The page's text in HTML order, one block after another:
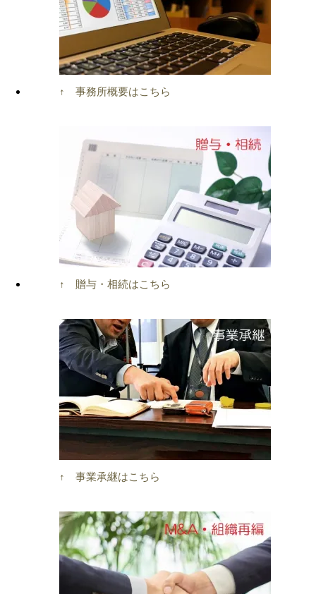
↑ 事務所概要はこちら
↑ 贈与・相続はこちら
↑ 事業承継はこちら